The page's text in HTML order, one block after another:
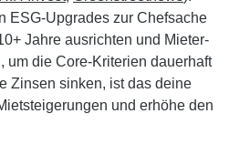
ESG-Upgrades zur Chefsache
Jahre ausrichten und Mieter-
um die Core-Kriterien dauerhaft
Zinsen sinken, ist das deine
und erhöhe den